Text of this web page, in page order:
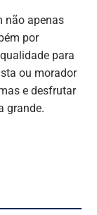
não apenas
por
para
ou morador
e desfrutar
grande.